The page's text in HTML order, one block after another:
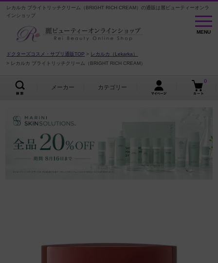
レカルカ ブライトリッチクリーム（BRIGHT RICH CREAM）の通販は麗ビューティーオンラ
インショップ
MENU
MENU
ドクターズコスメ・サプリ通販TOP
レカルカ（Lekarka）
レカルカ ブライトリッチクリーム（BRIGHT RICH CREAM）
メーカー カテゴリー
0